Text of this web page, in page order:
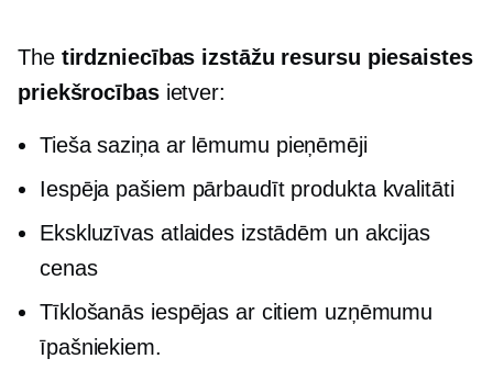
The tirdzniecības izstāžu resursu piesaistes
priekšrocībasietver:
Tieša saziņa ar lēmumu pieņēmēji
Iespēja pašiem pārbaudīt produkta kvalitāti
Ekskluzīvas atlaides izstādēm un akcijas
cenas
Tīklošanās iespējas ar citiem uzņēmumu
īpašniekiem.